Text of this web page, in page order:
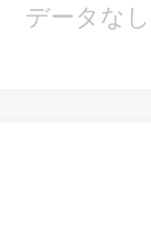
データなし